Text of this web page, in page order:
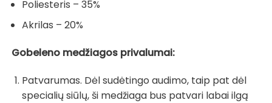
Poliesteris – 35%
Akrilas – 20%
Gobeleno medžiagos privalumai:
Patvarumas. Dėl sudėtingo audimo, taip pat dėl
specialių siūlų, ši medžiaga bus patvari labai ilgą